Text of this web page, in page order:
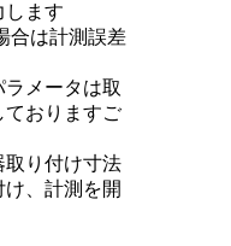
します
は計測誤差
メータは取
ておりますご
取り付け寸法
、計測を開